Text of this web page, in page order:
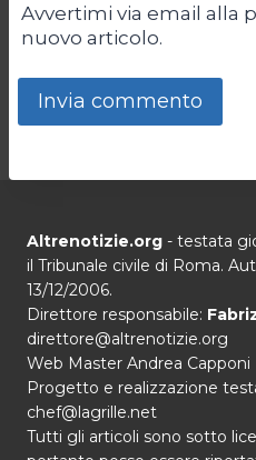
Avvertimi via email alla
nuovo articolo.
Altrenotizie.org - testata
il Tribunale civile di Roma.
13/12/2006.
Direttore responsabile:
direttore@altrenotizie.org
Web Master Andrea Capponi
Progetto e realizzazione
chef@lagrille.net
Tutti gli articoli sono sotto